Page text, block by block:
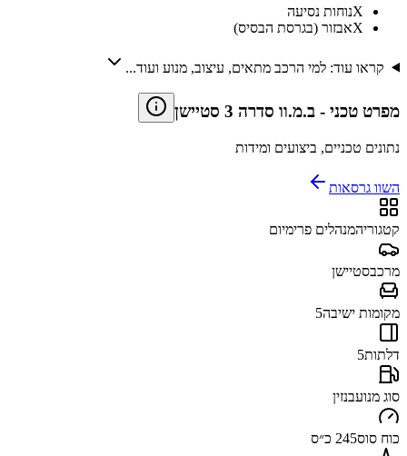
Xנוחות נסיעה
Xאבזור (בגרסת הבסיס)
קראו עוד: למי הרכב מתאים, עיצוב, מנוע ועוד...
מפרט טכני - ב.מ.וו סדרה 3 סטיישן
נתונים טכניים, ביצועים ומידות
השוו גרסאות
קטגוריהמנהלים פרימיום
מרכבסטיישן
מקומות ישיבה5
דלתות5
סוג מנועבנזין
כוח סוס245 כ״ס